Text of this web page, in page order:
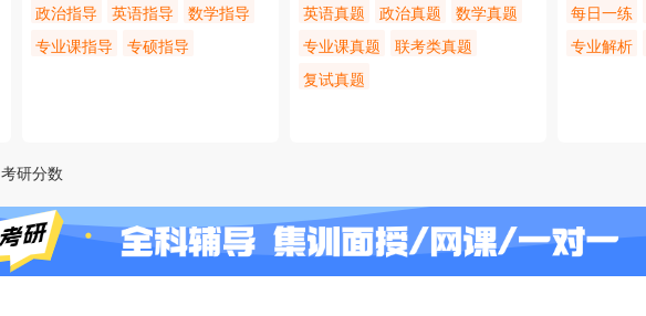
政治指导 英语指导
数学指导
专业课指导
专硕指导
英语真题 政治真题
数学真题
专业课真题
联考类真题
复试真题
每日一练
专业解析
考研分数